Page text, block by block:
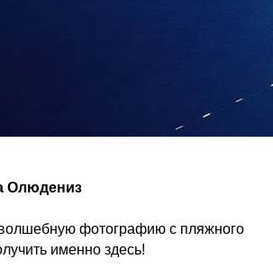
Олюдениз
фотографию с пляжного
именно здесь!